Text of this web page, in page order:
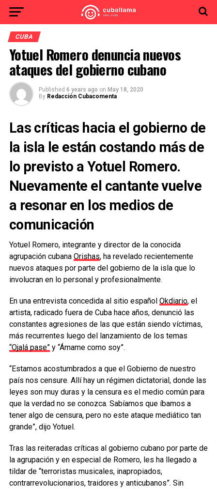
CUBA
Yotuel Romero denuncia nuevos
ataques del gobierno cubano
Published 6 years ago on May 18, 2020
By Redacción Cubacomenta
Las críticas hacia el gobierno de
la isla le están costando más de
lo previsto a Yotuel Romero.
Nuevamente el cantante vuelve
a resonar en los medios de
comunicación
Yotuel Romero, integrante y director de la conocida
agrupación cubana Orishas, ha revelado recientemente
nuevos ataques por parte del gobierno de la isla que lo
involucran en lo personal y profesionalmente.
En una entrevista concedida al sitio español Okdiario, el
artista, radicado fuera de Cuba hace años, denunció las
constantes agresiones de las que están siendo víctimas,
más recurrentes luego del lanzamiento de los temas
“Ojalá pase”y “Ámame como soy”.
“Estamos acostumbrados a que el Gobierno de nuestro
país nos censure. Allí hay un régimen dictatorial, donde las
leyes son muy duras y la censura es el medio común para
que la verdad no se conozca. Sabíamos que íbamos a
tener algo de censura, pero no este ataque mediático tan
grande”, dijo Yotuel.
Tras las reiteradas críticas al gobierno cubano por parte de
la agrupación y en especial de Romero, les ha llegado a
tildar de “terroristas musicales, inapropiados,
contrarrevolucionarios, traidores y anticubanos”. Sin